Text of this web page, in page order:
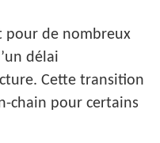
pour de nombreux
délai
Cette transition
chain pour certains